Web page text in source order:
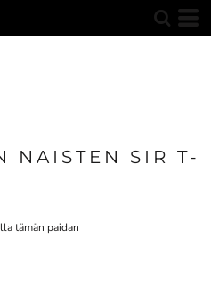
NAISTEN SIR T-
tämän paidan